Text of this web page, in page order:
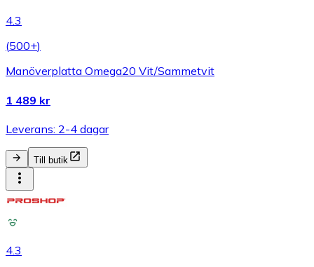
4.3
(500+)
Manöverplatta Omega20 Vit/Sammetvit
1 489 kr
Leverans: 2-4 dagar
Till butik
4.3